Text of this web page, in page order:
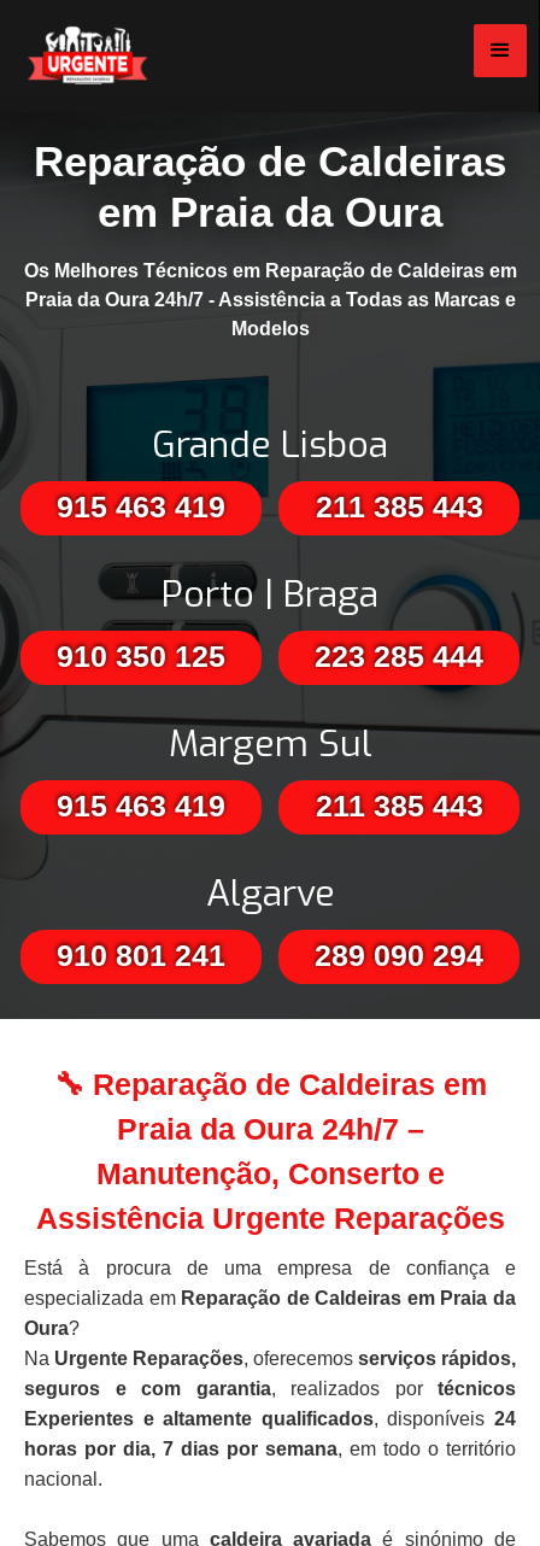
Reparação de Caldeiras
em Praia da Oura
Os Melhores Técnicos em Reparação de Caldeiras em
Praia da Oura 24h/7 - Assistência a Todas as Marcas e
Modelos
Grande Lisboa
915 463 419 211 385 443
Porto | Braga
910 350 125 223 285 444
Margem Sul
915 463 419 211 385 443
Algarve
910 801 241 289 090 294
🔧 Reparação de Caldeiras em
Praia da Oura 24h/7 –
Manutenção, Conserto e
Assistência Urgente Reparações
Está à procura de uma empresa de confiança e
especializada em Reparação de Caldeiras em Praia da
Oura?
Na Urgente Reparações, oferecemos serviços rápidos,
seguros e com garantia, realizados por técnicos
Experientes e altamente qualificados, disponíveis24
horas por dia, 7 dias por semana, em todo o território
nacional.
Sabemos que uma caldeira avariada é sinónimo de